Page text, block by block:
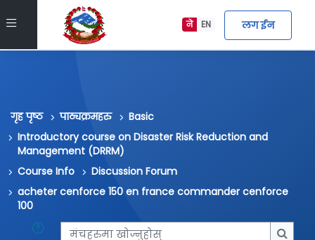
Side panel EN
ने लग ईन
मुख्य सामग्रीमा स्किप गर्नुहोस्
गृह पृष्ठ पाठ्यक्रमहरु
Basic
Introductory course on Disaster Risk Reduction and
Management (DRRM)
Course Info
Discussion Forum
acheter cenforce 150 en france commander cenforce
100
मंचहरुमा खोज्नुहोस्